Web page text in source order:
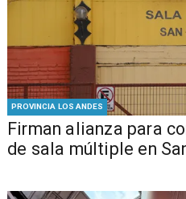
PROVINCIA LOS ANDES
​​Firman alianza para
de sala múltiple en